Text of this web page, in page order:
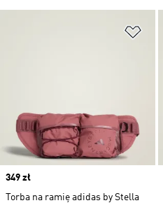
Price
349 zł
Torba na ramię adidas by Stella